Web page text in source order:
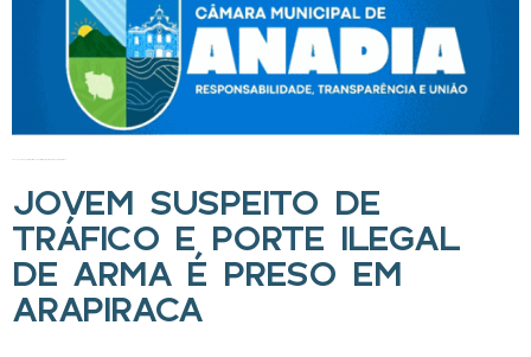
JOVEM SUSPEITO DE
TRÁFICO E PORTE ILEGAL
DE ARMA É PRESO EM
ARAPIRACA